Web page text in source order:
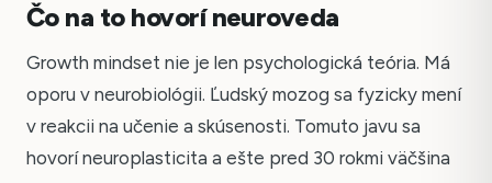
Čo na to hovorí neuroveda
Growth mindset nie je len psychologická teória. Má
oporu v neurobiológii. Ľudský mozog sa fyzicky mení
v reakcii na učenie a skúsenosti. Tomuto javu sa
hovorí neuroplasticita a ešte pred 30 rokmi väčšina